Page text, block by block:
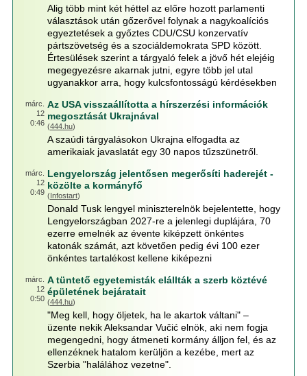
Alig több mint két héttel az előre hozott parlamenti
választások után gőzerővel folynak a nagykoalíciós
egyeztetések a győztes CDU/CSU konzervatív
pártszövetség és a szociáldemokrata SPD között.
Értesülések szerint a tárgyaló felek a jövő hét elejéig
megegyezésre akarnak jutni, egyre több jel utal
ugyanakkor arra, hogy kulcsfontosságú kérdésekben
márc.
12
0:46
Az USA visszaállította a hírszerzési információk
megosztását Ukrajnával
(444.hu)
A szaúdi tárgyalásokon Ukrajna elfogadta az
amerikaiak javaslatát egy 30 napos tűzszünetről.
márc.
12
0:49
Lengyelország jelentősen megerősíti haderejét -
közölte a kormányfő
(Infostart)
Donald Tusk lengyel miniszterelnök bejelentette, hogy
Lengyelországban 2027-re a jelenlegi duplájára, 70
ezerre emelnék az évente kiképzett önkéntes
katonák számát, azt követően pedig évi 100 ezer
önkéntes tartalékost kellene kiképezni
márc.
12
0:50
A tüntető egyetemisták elállták a szerb köztévé
épületének bejáratait
(444.hu)
"Meg kell, hogy öljetek, ha le akartok váltani" –
üzente nekik Aleksandar Vučić elnök, aki nem fogja
megengedni, hogy átmeneti kormány álljon fel, és az
ellenzéknek hatalom kerüljön a kezébe, mert az
Szerbia "halálához vezetne".